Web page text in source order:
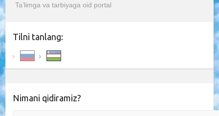
Ta’limga va tarbiyaga oid portal
Tilni tanlang:
Nimani qidiramiz?